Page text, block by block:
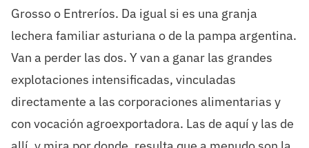
Grosso o Entreríos. Da igual si es una granja
lechera familiar asturiana o de la pampa argentina.
Van a perder las dos. Y van a ganar las grandes
explotaciones intensificadas, vinculadas
directamente a las corporaciones alimentarias y
con vocación agroexportadora. Las de aquí y las de